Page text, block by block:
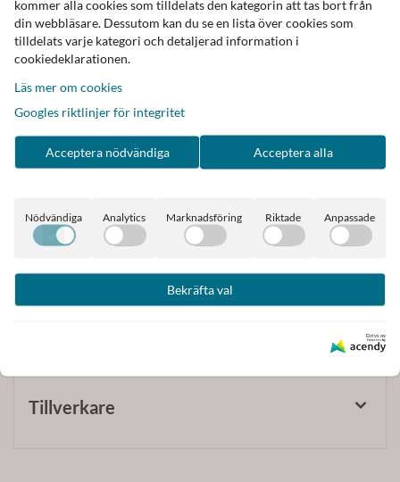
Beskrivning
behagligt material
One Size
Längd bak ca 63 cm
Alla mått är töjbara
Tillverkare
kommer alla cookies som tilldelats den kategorin att tas bort från
din webbläsare. Dessutom kan du se en lista över cookies som
tilldelats varje kategori och detaljerad information i
cookiedeklarationen.
Läs mer om cookies
Googles riktlinjer för integritet
Acceptera nödvändiga Acceptera alla
Nödvändiga Analytics Marknadsföring Riktade Anpassade
Bekräfta val
Drivs av